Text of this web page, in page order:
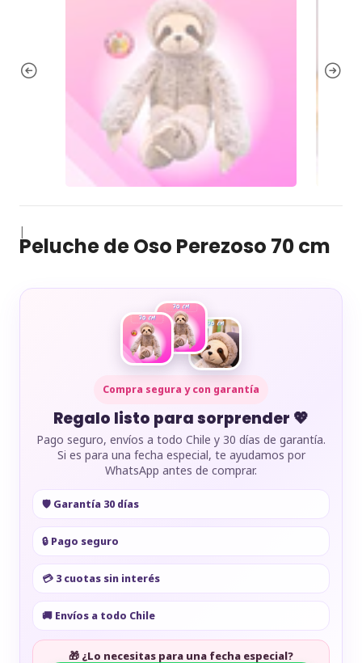
|
Peluche de Oso Perezoso 70 cm
Compra segura y con garantía
Regalo listo para sorprender 💖
Pago seguro, envíos a todo Chile y 30 días de garantía.
Si es para una fecha especial, te ayudamos por
WhatsApp antes de comprar.
🛡️ Garantía 30 días
🔒 Pago seguro
💳 3 cuotas sin interés
🚚 Envíos a todo Chile
🎁 ¿Lo necesitas para una fecha especial?